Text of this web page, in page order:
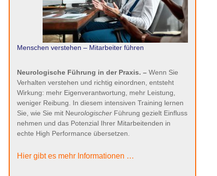
Menschen verstehen – Mitarbeiter führen
Neurologische Führung in der Praxis. – Wenn Sie
Verhalten verstehen und richtig einordnen, entsteht
Wirkung: mehr Eigenverantwortung, mehr Leistung,
weniger Reibung. In diesem intensiven Training lernen
Sie, wie Sie mit NeurologischerFührung gezielt Einfluss
nehmen und das Potenzial Ihrer Mitarbeitenden in
echte High Performance übersetzen.
Hier gibt es mehr Informationen …